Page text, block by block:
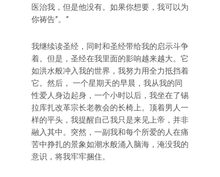
医治我，但是他没有。如果你想要，我可以为
你祷告”。”
我继续读圣经，同时和圣经带给我的启示斗争
着。但是，圣经在我里面的影响越来越大。它
如洪水般冲入我的世界，我努力用全力抵挡着
它。然后， 一个星期天的早晨，我从我的同
性爱人身边起身，一个小时以后，我坐在了锡
拉库扎改革宗长老教会的长椅上。顶着男人一
样的平头，我提醒自己我只是来见上帝，并非
融入其中。突然，一副我和每个所爱的人在痛
苦中挣扎的景象如潮水般涌入脑海，淹没我的
意识，将我牢牢捆住。